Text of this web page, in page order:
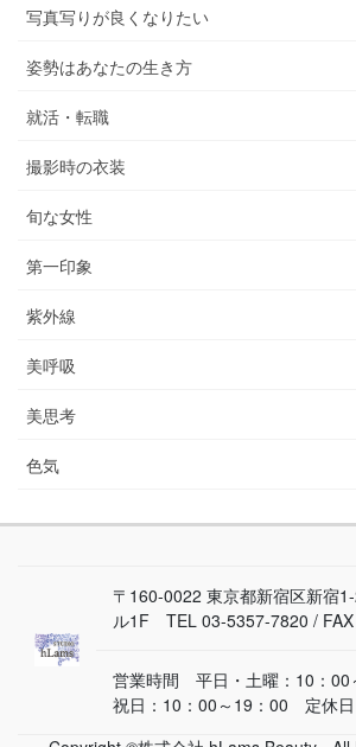
写真写りが良くなりたい
姿勢はあなたの生き方
就活・転職
撮影時の衣装
旬な女性
第一印象
紫外線
美呼吸
美思考
色気
〒160-0022 東京都新宿区新宿
ル1F TEL 03-5357-7820 / FAX
営業時間 平日・土曜：10：
祝日：10：00～19：00 定休